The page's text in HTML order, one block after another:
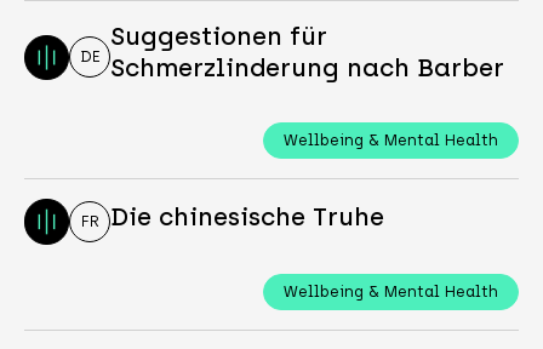
DE
Suggestionen für
Schmerzlinderung nach Barber
Wellbeing & Mental Health
FR Die chinesische Truhe
Wellbeing & Mental Health